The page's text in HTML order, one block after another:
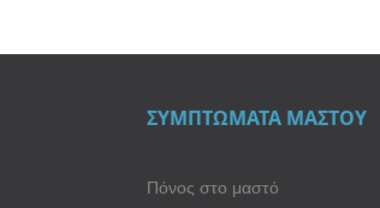
ΣΥΜΠΤΩΜΑΤΑ ΜΑΣΤΟΥ
Πόνος στο μαστό